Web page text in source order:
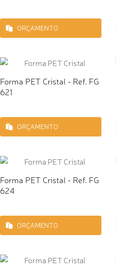
ORÇAMENTO
Forma PET Cristal - Ref. FG
621
ORÇAMENTO
Forma PET Cristal - Ref. FG
624
ORÇAMENTO